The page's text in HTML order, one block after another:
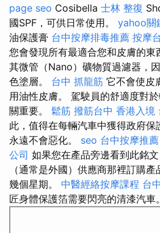
page seo Cosibella 士林 整復
國SPF，可供日常使用。 yahoo關
油保護膏 台中按摩排毒推薦 按摩
您會發現所有最適合您和皮膚的東
其微管（Nano）礦物質過濾器，
色塗層。 台中 抓龍筋 它不會使皮
用油性皮膚。 駕駛員的舒適度對
關重要。 鬆筋 撥筋台中 香港入境
此，值得在每輛汽車中獲得政府
永遠不會惡化。 seo 台中按摩推薦
公司 如果您在產品旁邊看到此銘
（通常是外國）供應商那裡訂購
幾個星期。 中醫經絡按摩課程 台
匠身體保護箔需要閃亮的清漆汽車。